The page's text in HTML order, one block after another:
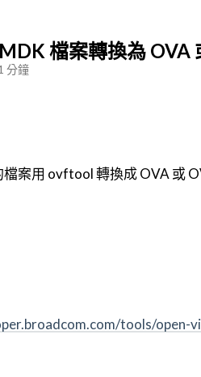
檔案轉換為 OVA
分鐘
案用 ovftool 轉換成 OVA 或
tools/